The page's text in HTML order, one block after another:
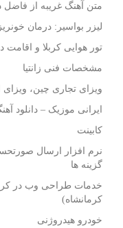
متن آهنگ غریبه از
لیزر بواسیر: درمان
تور هوایی کربلا و اقامت
مشخصات فنی زانتیا
ویزای تجاری چین،
ایرانی موزیک – دانلود
کابینت
نرم افزار ارسال
گزینه ها
خدمات طراحی وب در
کرمانشاه)
خودرو هیدروژنی